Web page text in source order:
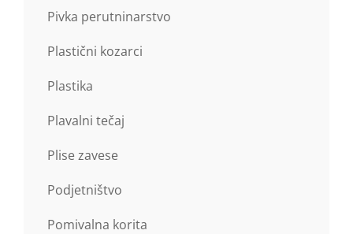
Pivka perutninarstvo
Plastični kozarci
Plastika
Plavalni tečaj
Plise zavese
Podjetništvo
Pomivalna korita